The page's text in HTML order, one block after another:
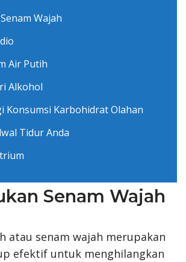
Wajah
Air Putih
Alkohol
Konsumsi Karbohidrat Olahan
Tidur Anda
Senam Wajah
atau senam wajah merupakan
efektif untuk menghilangkan